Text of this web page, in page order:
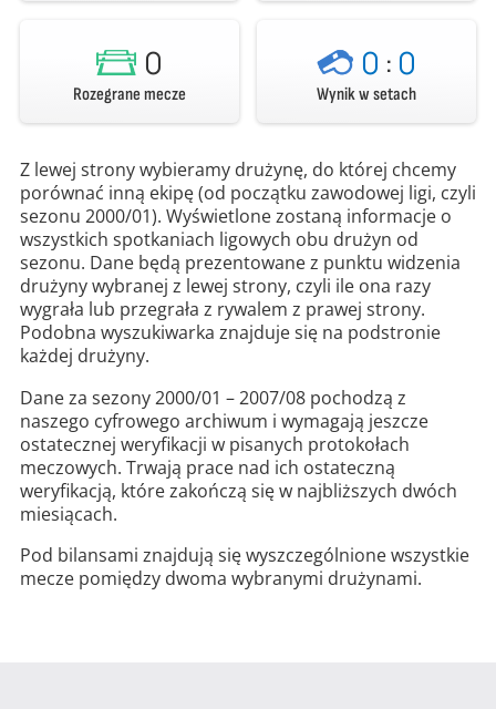
0
Rozegrane mecze
0 : 0
Wynik w setach
Z lewej strony wybieramy drużynę, do której chcemy
porównać inną ekipę (od początku zawodowej ligi, czyli
sezonu 2000/01). Wyświetlone zostaną informacje o
wszystkich spotkaniach ligowych obu drużyn od
sezonu. Dane będą prezentowane z punktu widzenia
drużyny wybranej z lewej strony, czyli ile ona razy
wygrała lub przegrała z rywalem z prawej strony.
Podobna wyszukiwarka znajduje się na podstronie
każdej drużyny.
Dane za sezony 2000/01 – 2007/08 pochodzą z
naszego cyfrowego archiwum i wymagają jeszcze
ostatecznej weryfikacji w pisanych protokołach
meczowych. Trwają prace nad ich ostateczną
weryfikacją, które zakończą się w najbliższych dwóch
miesiącach.
Pod bilansami znajdują się wyszczególnione wszystkie
mecze pomiędzy dwoma wybranymi drużynami.